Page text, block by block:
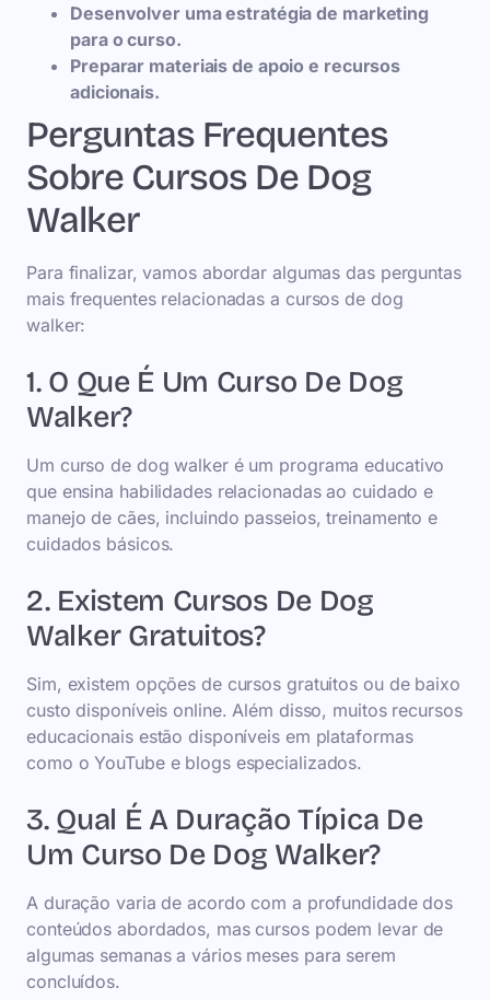
Desenvolver uma estratégia de marketing
para o curso.
Preparar materiais de apoio e recursos
adicionais.
Perguntas Frequentes
Sobre Cursos De Dog
Walker
Para finalizar, vamos abordar algumas das perguntas
mais frequentes relacionadas a cursos de dog
walker:
1. O Que É Um Curso De Dog
Walker?
Um curso de dog walker é um programa educativo
que ensina habilidades relacionadas ao cuidado e
manejo de cães, incluindo passeios, treinamento e
cuidados básicos.
2. Existem Cursos De Dog
Walker Gratuitos?
Sim, existem opções de cursos gratuitos ou de baixo
custo disponíveis online. Além disso, muitos recursos
educacionais estão disponíveis em plataformas
como o YouTube e blogs especializados.
3. Qual É A Duração Típica De
Um Curso De Dog Walker?
A duração varia de acordo com a profundidade dos
conteúdos abordados, mas cursos podem levar de
algumas semanas a vários meses para serem
concluídos.